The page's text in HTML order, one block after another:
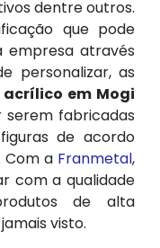
dentre outros.
que pode
empresa através
personalizar, as
em Mogi
fabricadas
de acordo
Com a Franmetal,
com a qualidade
de alta
visto.